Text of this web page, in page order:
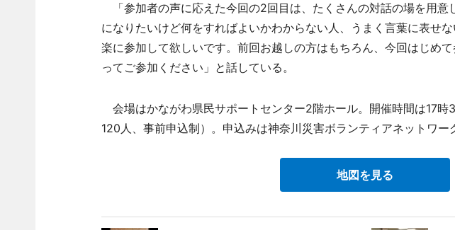
「参加者の声に応えた今回の2回目は、たくさんの対話の場を用意
になりたいけど何をすればよいかわからない人、うまく言葉に表せ
楽に参加して欲しいです。前回お越しの方はもちろん、今回はじめ
ってご参加ください」と話している。
会場はかながわ県民サポートセンター2階ホール。開催時間は17時
120人、事前申込制）。申込みは神奈川災害ボランティアネットワー
地図を見る